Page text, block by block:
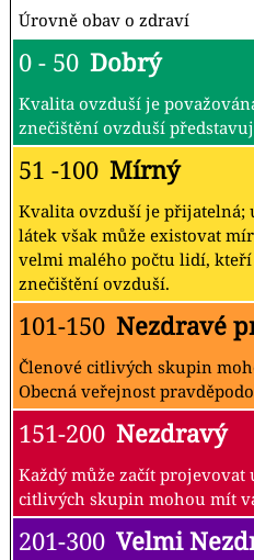
Úrovně obav o zdraví
0 - 50 Dobrý
Kvalita ovzduší je
znečištění ovzduší
51 -100 Mírný
Kvalita ovzduší je přijatelná;
látek však může existovat
velmi malého počtu lidí,
znečištění ovzduší.
101-150 Nezdravé
Členové citlivých skupin
Obecná veřejnost
151-200 Nezdravý
Každý může začít
citlivých skupin mohou mít
201-300 Velmi